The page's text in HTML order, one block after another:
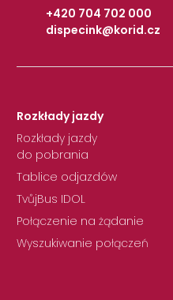
+420 704 702 000
|
dispecink@korid.cz
Rozkłady jazdy
Rozkłady jazdy
do pobrania
Tablice odjazdów
TvůjBus IDOL
Połączenie na żądanie
Wyszukiwanie połączeń